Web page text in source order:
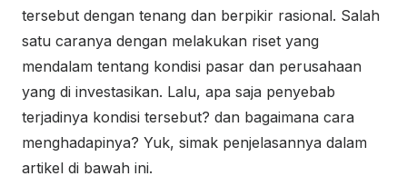
tersebut dengan tenang dan berpikir rasional. Salah
satu caranya dengan melakukan riset yang
mendalam tentang kondisi pasar dan perusahaan
yang di investasikan. Lalu, apa saja penyebab
terjadinya kondisi tersebut? dan bagaimana cara
menghadapinya? Yuk, simak penjelasannya dalam
artikel di bawah ini.